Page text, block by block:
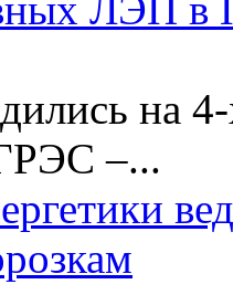
ЛЭП в
на
–...